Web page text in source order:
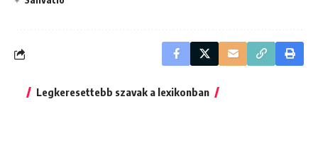
Legkeresettebb szavak a lexikonban